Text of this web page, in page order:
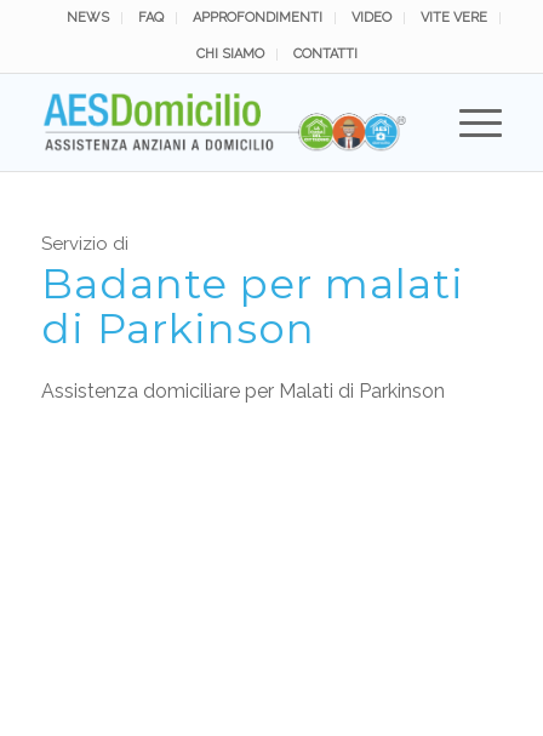
NEWS FAQ APPROFONDIMENTI VIDEO VITE VERE
CHI SIAMO CONTATTI
Servizio di
Badante per malati
di Parkinson
Assistenza domiciliare per Malati di Parkinson